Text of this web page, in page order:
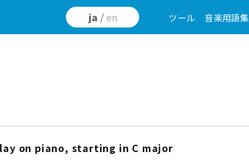
ja /en ツール 音楽用語集
on piano, starting in C major